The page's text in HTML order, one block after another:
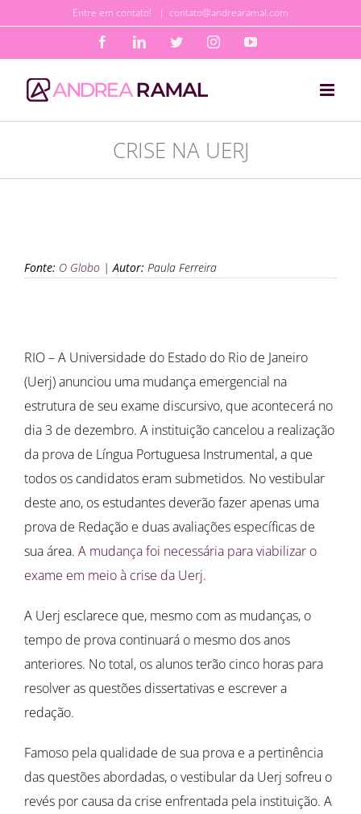
o
conteúdo
Entre em contato! | contato@andrearamal.com
FacebookLinkedInTwitterInstagramYouTube
CRISE NA UERJ
Fonte: O Globo |Autor: Paula Ferreira
RIO – A Universidade do Estado do Rio de Janeiro
(Uerj) anunciou uma mudança emergencial na
estrutura de seu exame discursivo, que acontecerá no
dia 3 de dezembro. A instituição cancelou a realização
da prova de Língua Portuguesa Instrumental, a que
todos os candidatos eram submetidos. No vestibular
deste ano, os estudantes deverão fazer apenas uma
prova de Redação e duas avaliações específicas de
sua área. A mudança foi necessária para viabilizar o
exame em meio à crise da Uerj.
A Uerj esclarece que, mesmo com as mudanças, o
tempo de prova continuará o mesmo dos anos
anteriores. No total, os alunos terão cinco horas para
resolver as questões dissertativas e escrever a
redação.
Famoso pela qualidade de sua prova e a pertinência
das questões abordadas, o vestibular da Uerj sofreu o
revés por causa da crise enfrentada pela instituição. A